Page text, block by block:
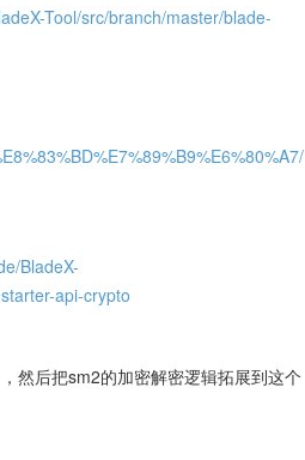
Tool/src/branch/master/blade-
BladeX-
api-crypto
然后把sm2的加密解密逻辑拓展到这个